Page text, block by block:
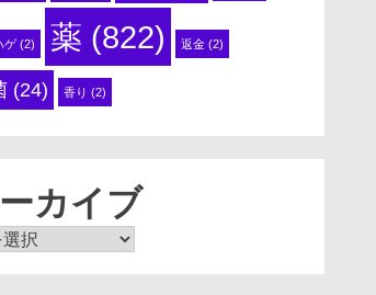
ゲ(2) 薬 (822) 返金 (2)
(24) 香り (2)
カイブ